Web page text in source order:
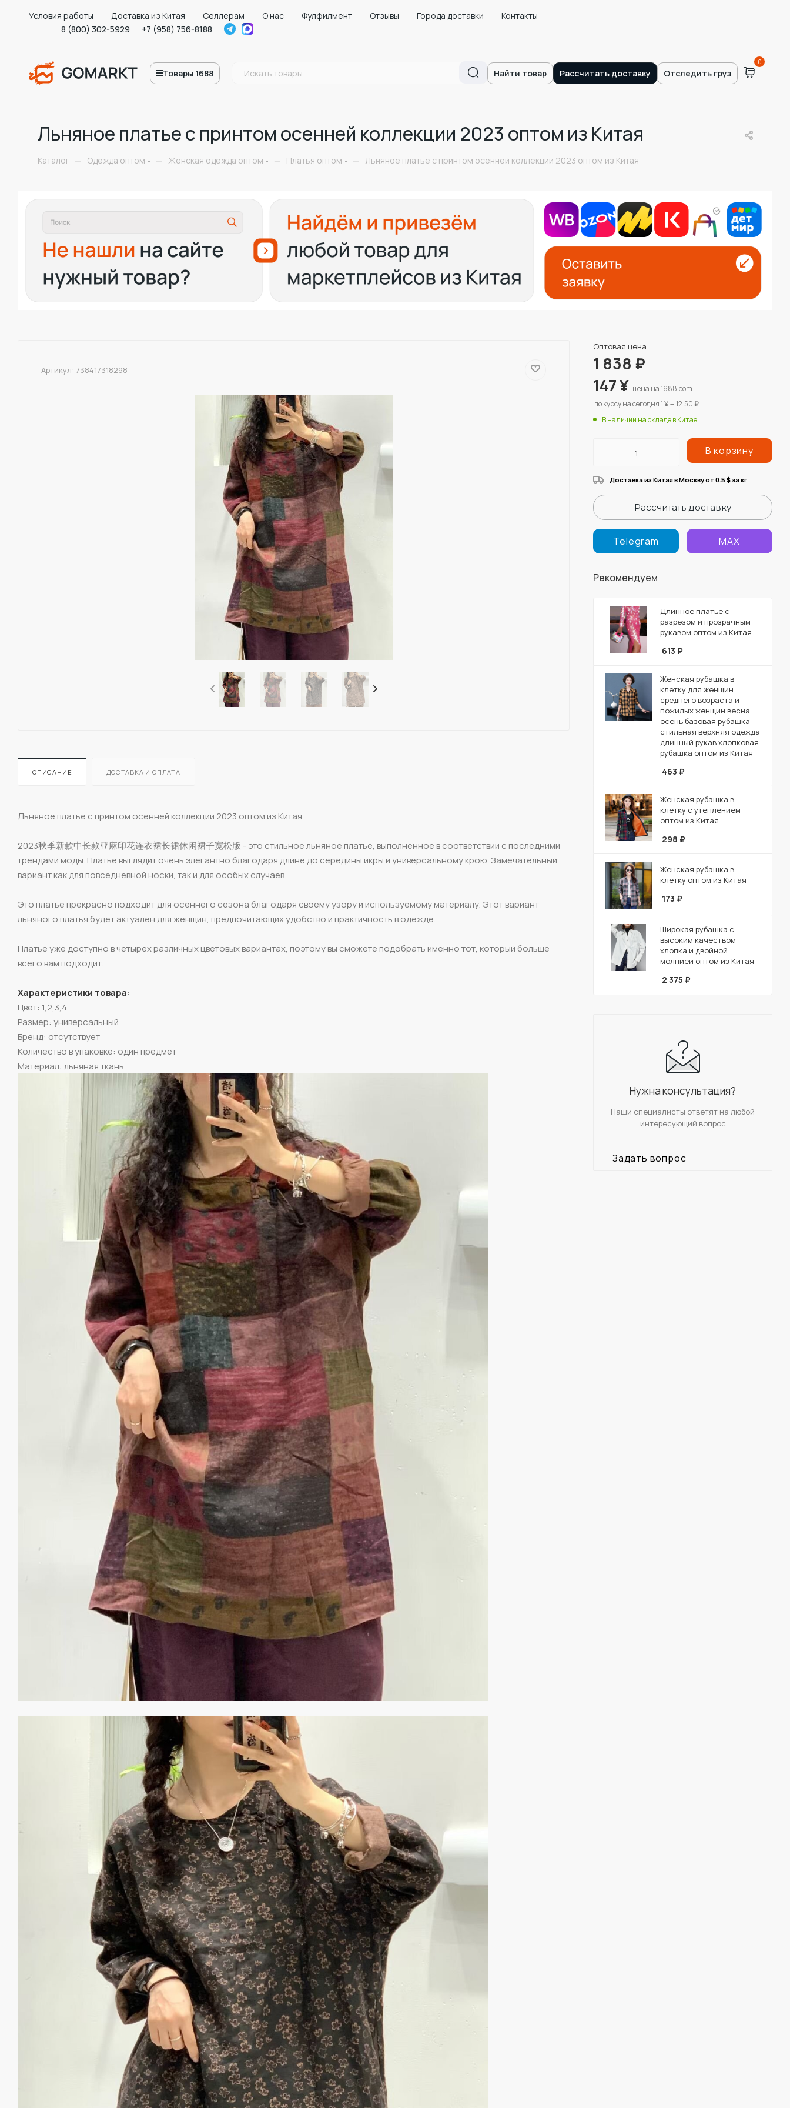
Условия работы Доставка из Китая Селлерам О нас Фулфилмент Отзывы Города доставки
Контакты
8 (800) 302-5929
+7 (958) 756-8188
Товары 1688 Найти товар Рассчитать доставку Отследить груз
0
Льняное платье с принтом осенней коллекции 2023 оптом из Китая
Каталог — Одежда оптом — Женская одежда оптом — Платья оптом — Льняное платье с принтом осенней коллекции 2023 оптом из Китая
Артикул: 738417318298
ОПИСАНИЕ ДОСТАВКА И ОПЛАТА
Льняное платье с принтом осенней коллекции 2023 оптом из Китая.
2023秋季新款中长款亚麻印花连衣裙长裙休闲裙子宽松版 - это стильное льняное платье, выполненное в соответствии с последними
трендами моды. Платье выглядит очень элегантно благодаря длине до середины икры и универсальному крою. Замечательный
вариант как для повседневной носки, так и для особых случаев.
Это платье прекрасно подходит для осеннего сезона благодаря своему узору и используемому материалу. Этот вариант
льняного платья будет актуален для женщин, предпочитающих удобство и практичность в одежде.
Платье уже доступно в четырех различных цветовых вариантах, поэтому вы сможете подобрать именно тот, который больше
всего вам подходит.
Характеристики товара:
Цвет: 1,2,3,4
Размер: универсальный
Бренд: отсутствует
Количество в упаковке: один предмет
Материал: льняная ткань
Оптовая цена
1 838 ₽
147¥ цена на 1688.com
по курсу на сегодня 1 ¥ = 12.50 ₽
В наличии на складе в Китае
В корзину
Доставка из Китая в Москву от 0.5 $за кг
Рассчитать доставку
Telegram MAX
Рекомендуем
Длинное платье с
разрезом и прозрачным
рукавом оптом из Китая
613 ₽
Женская рубашка в
клетку для женщин
среднего возраста и
пожилых женщин весна
осень базовая рубашка
стильная верхняя одежда
длинный рукав хлопковая
рубашка оптом из Китая
463 ₽
Женская рубашка в
клетку с утеплением
оптом из Китая
298 ₽
Женская рубашка в
клетку оптом из Китая
173 ₽
Широкая рубашка с
высоким качеством
хлопка и двойной
молнией оптом из Китая
2 375 ₽
Нужна консультация?
Наши специалисты ответят на любой
интересующий вопрос
Задать вопрос